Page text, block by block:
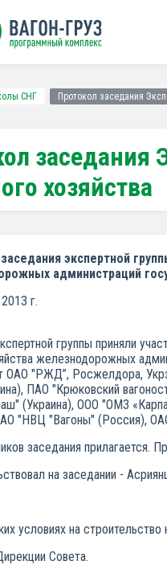
СНГ Протокол заседания
заседания
хозяйства
экспертной
администраций
г.
группы приняли
железнодорожных
ОАО "РЖД”, Росжелдора,
ПАО "Крюковский
(Украина), ООО "ОМЗ
"НВЦ "Вагоны" (Россия),
заседания прилагается.
на заседании -
условиях на строительство
Совета.